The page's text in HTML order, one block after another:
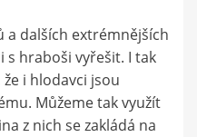
a dalších extrémnějších
s hraboši vyřešit. I tak
i hlodavci jsou
Můžeme tak využít
z nich se zakládá na